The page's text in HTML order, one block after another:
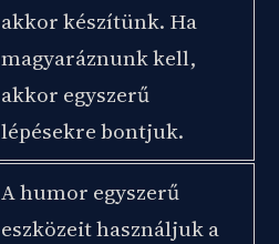
akkor készítünk. Ha
magyaráznunk kell,
akkor egyszerű
lépésekre bontjuk.
A humor egyszerű
eszközeit használjuk a